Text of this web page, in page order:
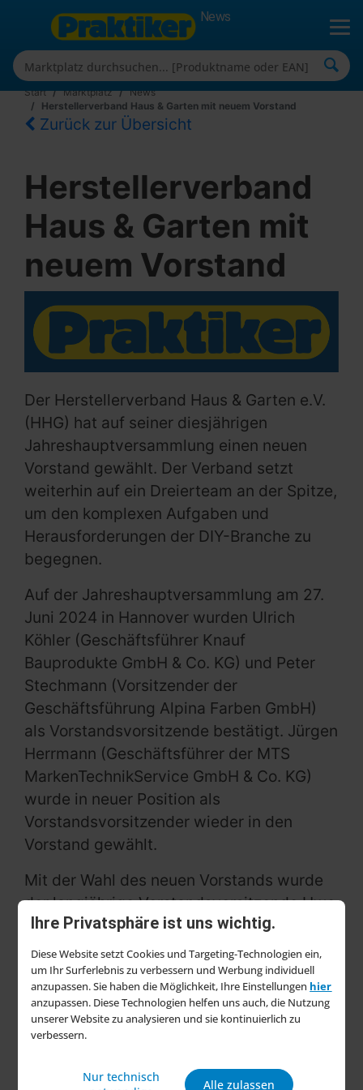
Ihre Privatsphäre ist uns wichtig.
Diese Website setzt Cookies und Targeting-Technologien ein,
um Ihr Surferlebnis zu verbessern und Werbung individuell
anzupassen. Sie haben die Möglichkeit, Ihre Einstellungen hier
anzupassen. Diese Technologien helfen uns auch, die Nutzung
unserer Website zu analysieren und sie kontinuierlich zu
verbessern.
Nur technisch
Alle zulassen
News
Start Marktplatz
News
Herstellerverband Haus & Garten mit neuem Vorstand
Zurück zur Übersicht
Herstellerverband
Haus & Garten mit
neuem Vorstand
Der Herstellerverband Haus & Garten e.V.
(HHG) hat auf seiner diesjährigen
Jahreshauptversammlung einen neuen
Vorstand gewählt. Der Verband setzt
weiterhin auf ein Dreierteam an der Spitze,
um den komplexen Aufgaben und
Herausforderungen der DIY-Branche zu
begegnen.
Auf der Jahreshauptversammlung am 27.
Juni 2024 in Hannover wurden Ulrich
Köhler (Geschäftsführer Knauf
Bauprodukte GmbH & Co. KG) und Peter
Stechmann (Vorsitzender der
Geschäftsführung Alpina Farben GmbH)
als Vorstandsvorsitzende bestätigt. Jürgen
Herrmann (Geschäftsführer der MTS
MarkenTechnikService GmbH & Co. KG)
wurde in neuer Position als
Vorstandsvorsitzender wieder in den
Vorstand gewählt.
Mit der Wahl des neuen Vorstands wurde
der langjährige Vorstandsvorsitzende Uwe
Schröder (Geschäftsführender
Gesellschafter Sanitop-Wingenroth GmbH
& Co. KG) verabschiedet, da er sich nach
16 Jahren aktiver Verbandsarbeit nicht
mehr zur Wahl gestellt hat. Einstimmig im
Amt bestätigt wurden zudem die
(GeschäftsbereichsleitungDIY-